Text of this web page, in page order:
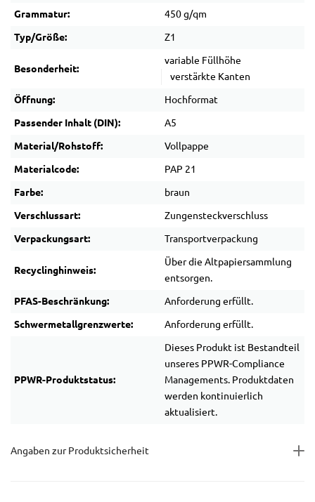
Grammatur: 450 g/qm
Typ/Größe: Z1
Besonderheit:
variable Füllhöhe
verstärkte Kanten
Öffnung: Hochformat
Passender Inhalt (DIN): A5
Material/Rohstoff: Vollpappe
Materialcode: PAP 21
Farbe: braun
Verschlussart: Zungensteckverschluss
Verpackungsart: Transportverpackung
Recyclinghinweis:
Über die Altpapiersammlung
entsorgen.
PFAS-Beschränkung: Anforderung erfüllt.
Schwermetallgrenzwerte: Anforderung erfüllt.
PPWR-Produktstatus:
Dieses Produkt ist Bestandteil
unseres PPWR-Compliance
Managements. Produktdaten
werden kontinuierlich
aktualisiert.
Angaben zur Produktsicherheit